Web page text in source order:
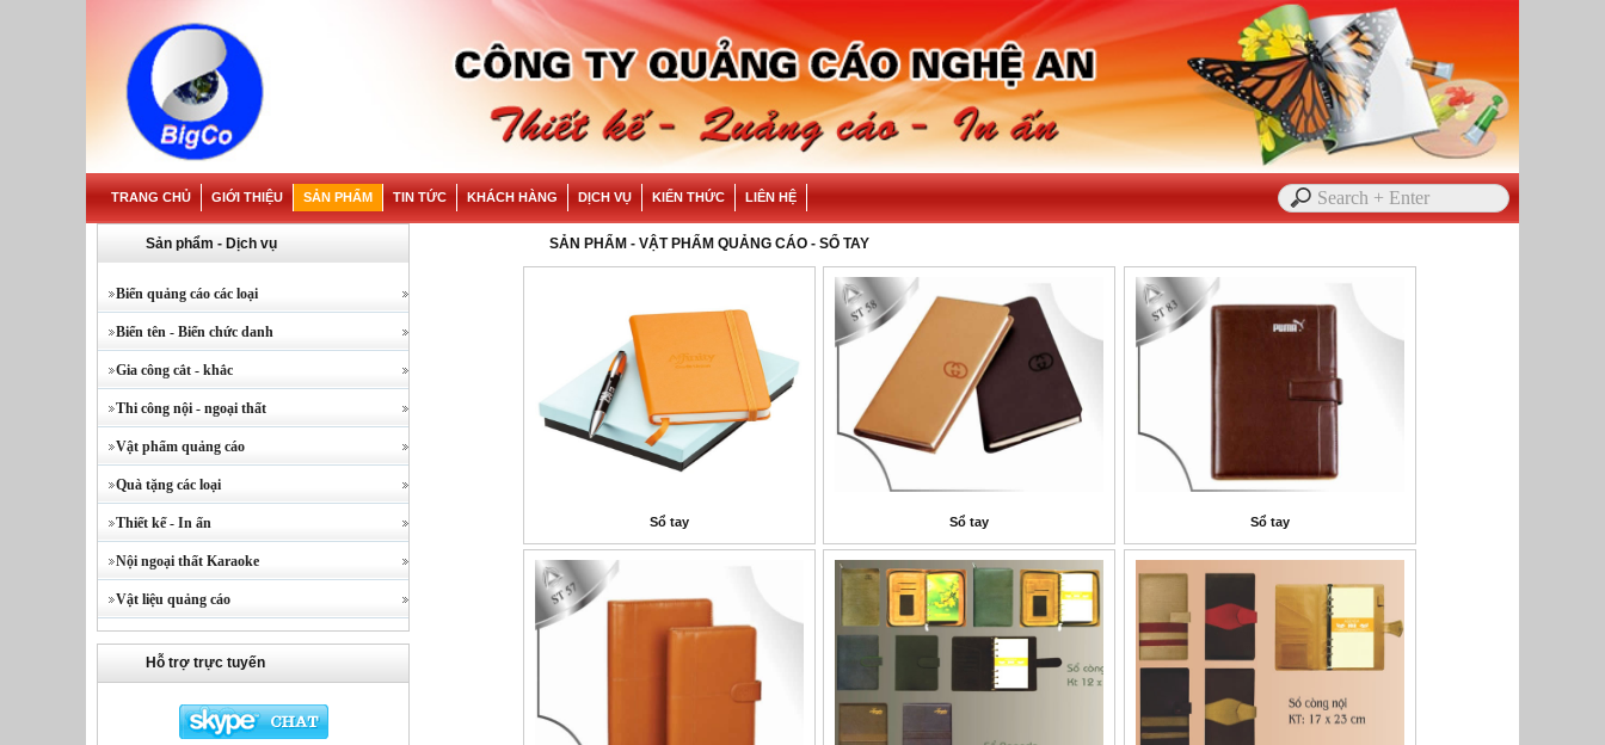
TRANG CHỦ GIỚI THIỆU SẢN PHẨM TIN TỨC KHÁCH HÀNG DỊCH VỤ KIẾN THỨC LIÊN HỆ
Sản phẩm - Dịch vụ
Biển quảng cáo các loại
Biển tên - Biển chức danh
Gia công cắt - khắc
Thi công nội - ngoại thất
Vật phẩm quảng cáo
Quà tặng các loại
Thiết kế - In ấn
Nội ngoại thất Karaoke
Vật liệu quảng cáo
Hỗ trợ trực tuyến
SẢN PHẨM - VẬT PHẨM QUẢNG CÁO- SỔ TAY
Sổ tay Sổ tay Sổ tay